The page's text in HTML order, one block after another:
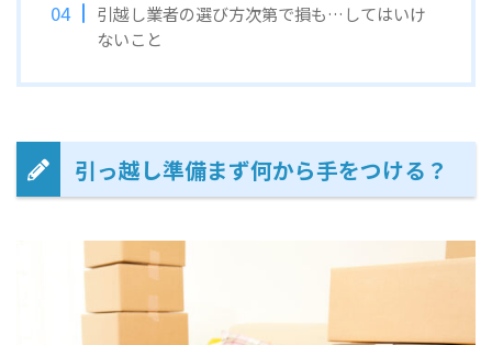
引越し業者の選び方次第で損も…してはいけ
ないこと
引っ越し準備まず何から手をつける？